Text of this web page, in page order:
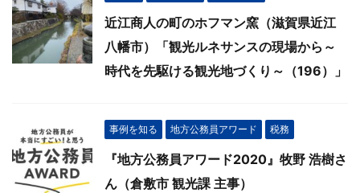
近江商人の町のホフマン窯（滋賀県近江
八幡市）「観光ルネサンスの現場から～
時代を先駆ける観光地づくり～（196）」
事例を知る 地方公務員アワード 税務
『地方公務員アワード2020』牧野 浩樹さ
ん（倉敷市 観光課 主事）